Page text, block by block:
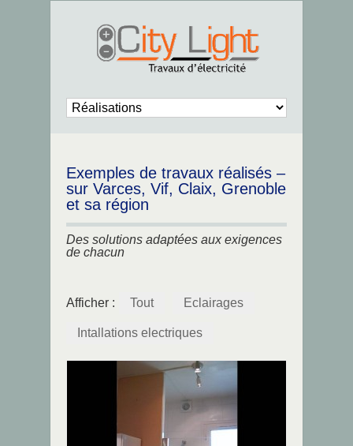
Exemples de travaux réalisés –
sur Varces, Vif, Claix, Grenoble
et sa région
Des solutions adaptées aux exigences
de chacun
Afficher : Tout Eclairages
Intallations electriques